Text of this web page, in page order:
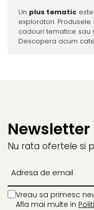
Un plus tematic
exploratori.
cadouri tematice sau
Descopera acum
Newsletter
Nu rata ofertele si
Vreau sa primesc
Afla mai multe in